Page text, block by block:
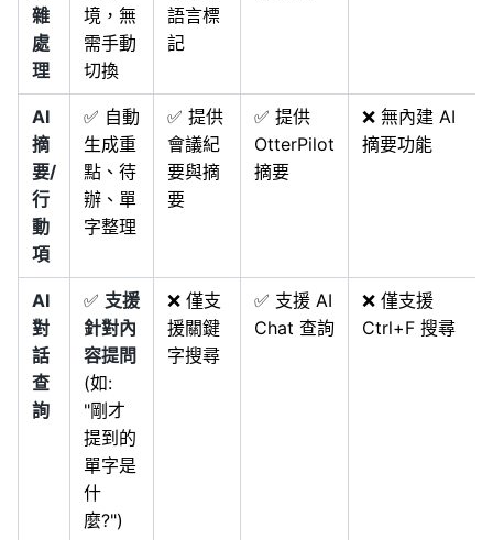
雜
處
理
境，無
需手動
切換
語言標
記
AI
摘
要/
行
動
項
✅ 自動
生成重
點、待
辦、單
字整理
✅ 提供
會議紀
要與摘
要
✅ 提供
OtterPilot
摘要
❌ 無內建 AI
摘要功能
AI
對
話
查
詢
✅ 支援
針對內
容提問
(如:
"剛才
提到的
單字是
什
麼?")
❌ 僅支
援關鍵
字搜尋
✅ 支援 AI
Chat 查詢
❌ 僅支援
Ctrl+F 搜尋